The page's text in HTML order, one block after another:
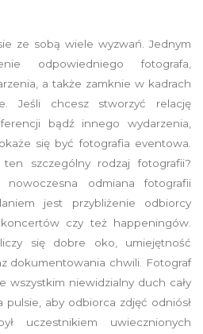
ze sobą wiele wyzwań. Jednym
odpowiedniego fotografa,
a także zamknie w kadrach
Jeśli chcesz stworzyć relację
bądź innego wydarzenia,
się być fotografia eventowa.
szczególny rodzaj fotografii?
odmiana fotografii
jest przybliżenie odbiorcy
czy też happeningów.
się dobre oko, umiejętność
dokumentowania chwili. Fotograf
wszystkim niewidzialny duch cały
pulsie, aby odbiorca zdjęć odniósł
uczestnikiem uwiecznionych